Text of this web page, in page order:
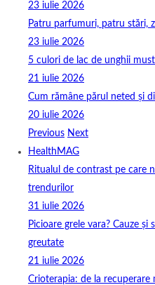
23 iulie 2026
Patru parfumuri, patru stări,
23 iulie 2026
5 culori de lac de unghii
21 iulie 2026
Cum rămâne părul neted și
20 iulie 2026
Previous Next
HealthMAG
Ritualul de contrast pe care
trendurilor
31 iulie 2026
Picioare grele vara? Cauze
greutate
21 iulie 2026
Crioterapia: de la recuperare